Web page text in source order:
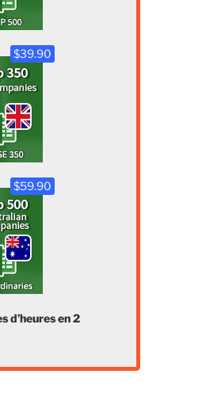
$39.90
$59.90
d’heures en 2